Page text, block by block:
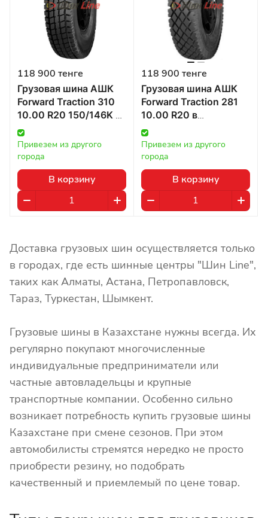
118 900 тенге
Грузовая шина АШК
Forward Traction 310
10.00 R20 150/146K в
Казахстане
Привезем из другого
города
В корзину
118 900 тенге
Грузовая шина АШК
Forward Traction 281
10.00 R20 в
Казахстане
Привезем из другого
города
В корзину
Доставка грузовых шин осуществляется только
в городах, где есть шинные центры "Шин Line",
таких как Алматы, Астана, Петропавловск,
Тараз, Туркестан, Шымкент.
Грузовые шины в Казахстане нужны всегда. Их
регулярно покупают многочисленные
индивидуальные предприниматели или
частные автовладельцы и крупные
транспортные компании. Особенно сильно
возникает потребность купить грузовые шины
Казахстане при смене сезонов. При этом
автомобилисты стремятся нередко не просто
приобрести резину, но подобрать
качественный и приемлемый по цене товар.